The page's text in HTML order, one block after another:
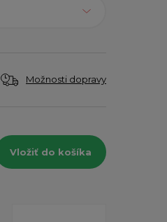
Možnosti dopravy
Vložiť do košíka